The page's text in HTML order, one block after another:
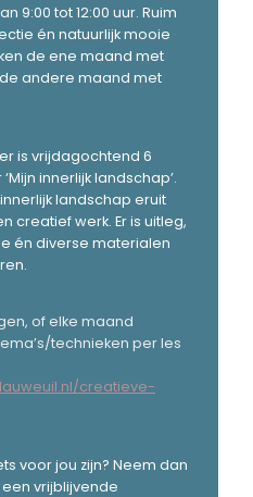
9:00 tot 12:00 uur. Ruim
én natuurlijk mooie
de ene maand met
andere maand met
is vrijdagochtend 6
innerlijk landschap’.
landschap eruit
creatief werk. Er is uitleg,
én diverse materialen
of elke maand
technieken per les
creatieve-
voor jou zijn? Neem dan
vrijblijvende